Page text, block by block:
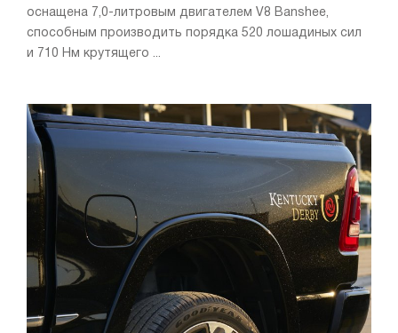
оснащена 7,0-литровым двигателем V8 Banshee,
способным производить порядка 520 лошадиных сил
и 710 Нм крутящего ...